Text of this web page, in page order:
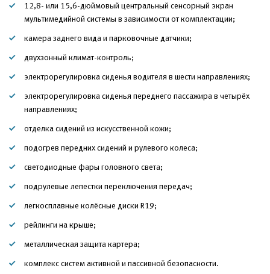
12,8- или 15,6-дюймовый центральный сенсорный экран
мультимедийной системы в зависимости от комплектации;
камера заднего вида и парковочные датчики;
двухзонный климат-контроль;
электрорегулировка сиденья водителя в шести направлениях;
электрорегулировка сиденья переднего пассажира в четырёх
направлениях;
отделка сидений из искусственной кожи;
подогрев передних сидений и рулевого колеса;
светодиодные фары головного света;
подрулевые лепестки переключения передач;
легкосплавные колёсные диски R19;
рейлинги на крыше;
металлическая защита картера;
комплекс систем активной и пассивной безопасности.